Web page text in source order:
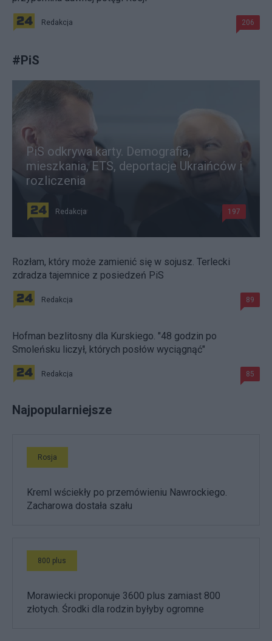
Redakcja 206
#PiS
PiS odkrywa karty. Demografia,
mieszkania, ETS, deportacje Ukraińców i
rozliczenia
Redakcja 197
Rozłam, który może zamienić się w sojusz. Terlecki
zdradza tajemnice z posiedzeń PiS
Redakcja 89
Hofman bezlitosny dla Kurskiego. "48 godzin po
Smoleńsku liczył, których posłów wyciągnąć"
Redakcja 85
Najpopularniejsze
Rosja
Kreml wściekły po przemówieniu Nawrockiego.
Zacharowa dostała szału
800 plus
Morawiecki proponuje 3600 plus zamiast 800
złotych. Środki dla rodzin byłyby ogromne